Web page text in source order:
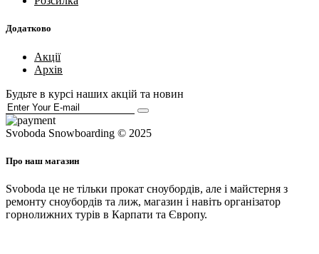
Додатково
Акції
Архів
Будьте в курсі наших акцій та новин
Svoboda Snowboarding © 2025
Про наш магазин
Svoboda це не тільки прокат сноубордів, але і майстерня з
ремонту сноубордів та лиж, магазин і навіть організатор
горнолижних турів в Карпати та Європу.